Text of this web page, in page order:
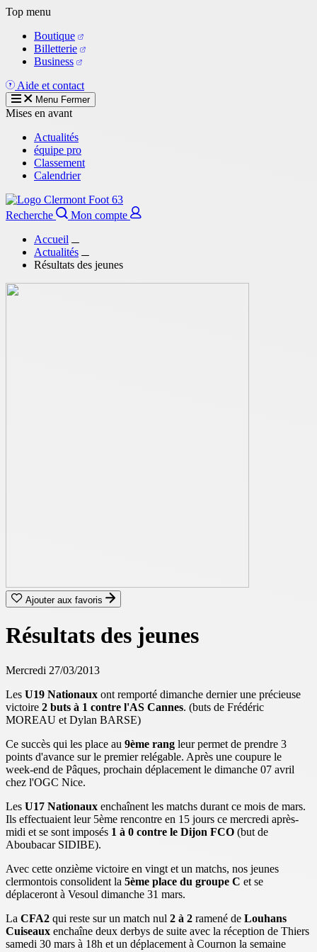
Aller
contenu
principal
Top menu
Boutique
Billetterie
Business
Aide et contact
Menu Fermer
Mises en avant
Actualités
équipe pro
Classement
Calendrier
Recherche
Mon compte
Accueil
Actualités
Résultats des jeunes
Ajouter aux favoris
Résultats des jeunes
Mercredi 27/03/2013
Les U19 Nationaux ont remporté dimanche dernier une précieuse
victoire 2 buts à 1 contre l'AS Cannes. (buts de Frédéric
MOREAU et Dylan BARSE)
Ce succès qui les place au 9ème rang leur permet de prendre 3
points d'avance sur le premier relégable. Après une coupure le
week-end de Pâques, prochain déplacement le dimanche 07 avril
chez l'OGC Nice.
Les U17 Nationaux enchaînent les matchs durant ce mois de mars.
Ils effectuaient leur 5ème rencontre en 15 jours ce mercredi après-
midi et se sont imposés 1 à 0 contre le Dijon FCO (but de
Aboubacar SIDIBE).
Avec cette onzième victoire en vingt et un matchs, nos jeunes
clermontois consolident la 5ème place du groupe C et se
déplaceront à Vesoul dimanche 31 mars.
La CFA2 qui reste sur un match nul 2 à 2 ramené de Louhans
Cuiseaux enchaîne deux derbys de suite avec la réception de Thiers
samedi 30 mars à 18h et un déplacement à Cournon la semaine